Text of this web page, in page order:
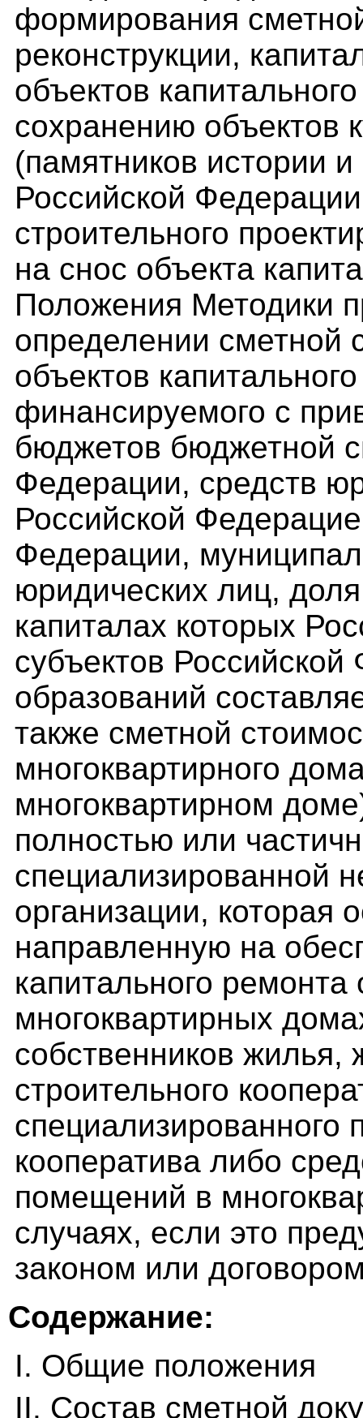
формирования
реконструкции,
объектов
сохранению объектов
(памятников истории
Российской
строительного
на снос объекта
Положения Методики
определении сметной
объектов
финансируемого с
бюджетов бюджетной
Федерации, средств
Российской
Федерации,
юридических лиц,
капиталах которых
субъектов
образований
также сметной
многоквартирного
многоквартирном
полностью или
специализированной
организации, которая
направленную на
капитального
многоквартирных
собственников
строительного
специализированного
кооператива либо
помещений в
случаях, если это
законом или
Содержание:
I. Общие положения
II. Состав сметной